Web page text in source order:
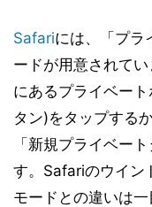
Safariには、「プラ
ードが用意されて
にあるプライベー
タン)をタップする
「新規プライベー
す。Safariのウイン
モードとの違いは一